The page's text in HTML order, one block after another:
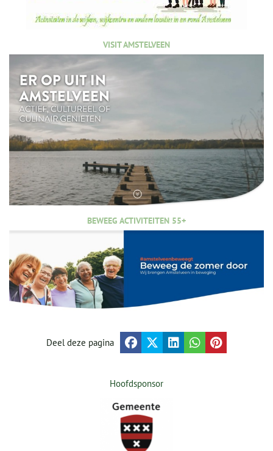
VISIT AMSTELVEEN
BEWEEG ACTIVITEITEN 55+
Deel deze pagina
Hoofdsponsor